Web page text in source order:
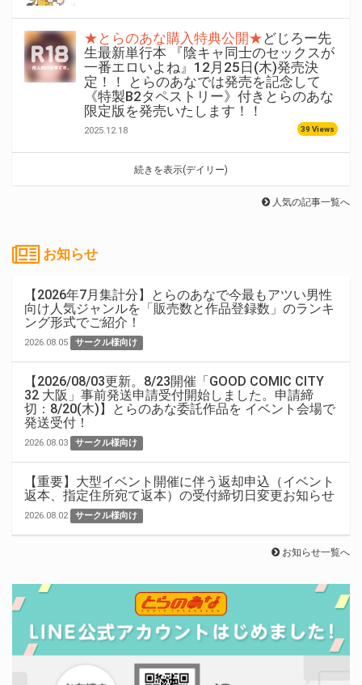
★とらのあな購入特典公開★どじろー先
生最新単行本 『陰キャ同士のセックスが
一番エロいよね』12月25日(木)発売決
定！！ とらのあなでは発売を記念して
《特製B2タペストリー》付きとらのあな
限定版を発売いたします！！
2025.12.18 39 Views
続きを表示(デイリー)
人気の記事一覧へ
お知らせ
【2026年7月集計分】とらのあなで今最もアツい男性
向け人気ジャンルを「販売数と作品登録数」のランキ
ング形式でご紹介！
2026.08.05 サークル様向け
【2026/08/03更新。8/23開催「GOOD COMIC CITY
32 大阪」事前発送申請受付開始しました。申請締
切：8/20(木)】とらのあな委託作品を イベント会場で
発送受付！
2026.08.03 サークル様向け
【重要】大型イベント開催に伴う返却申込（イベント
返本、指定住所宛て返本）の受付締切日変更お知らせ
2026.08.02 サークル様向け
お知らせ一覧へ